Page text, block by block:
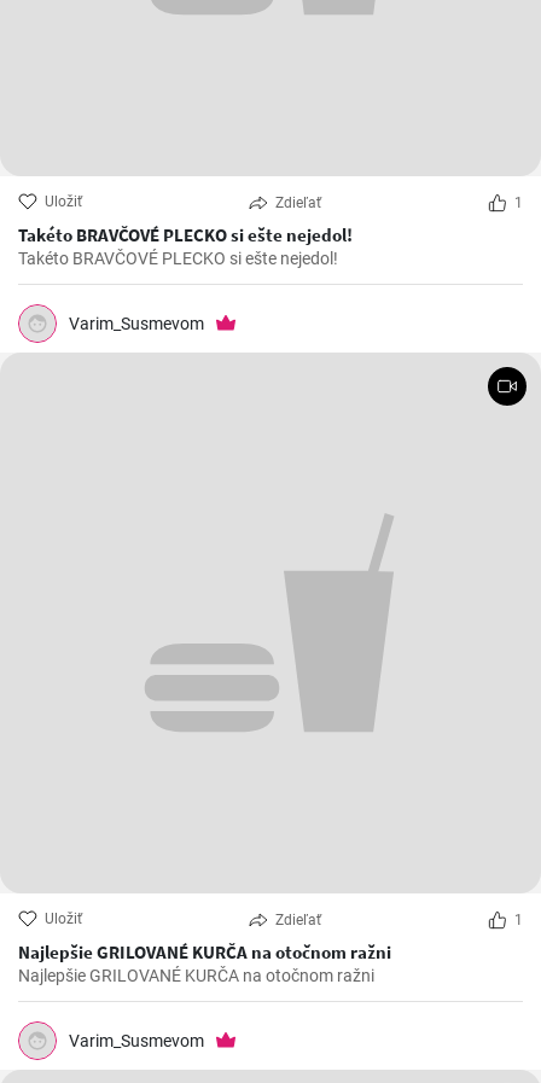
Uložiť Zdieľať 1
Takéto BRAVČOVÉ PLECKO si ešte nejedol!
Takéto BRAVČOVÉ PLECKO si ešte nejedol!
Varim_Susmevom
Uložiť Zdieľať 1
Najlepšie GRILOVANÉ KURČA na otočnom ražni
Najlepšie GRILOVANÉ KURČA na otočnom ražni
Varim_Susmevom